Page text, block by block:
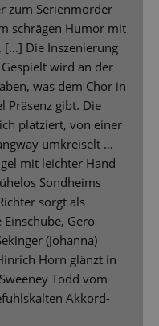
zum Serienmörder
schrägen Humor mit
[…] Die Inszenierung
wird an der
was dem Chor in
Präsenz gibt. Die
platziert, von einer
umkreiselt …
mit leichter Hand
Sondheims
sorgt als
Gero
(Johanna)
Horn glänzt in
Todd vom
Akkord-